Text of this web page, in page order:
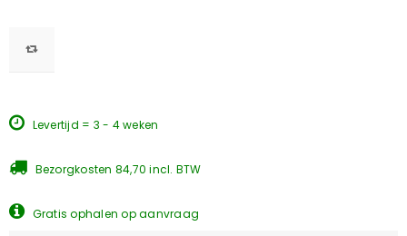
Levertijd = 3 - 4 weken
Bezorgkosten 84,70 incl. BTW
Gratis ophalen op aanvraag